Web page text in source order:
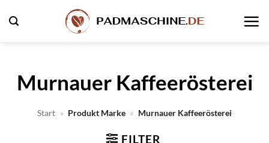
Inhalt
Murnauer Kaffeerösterei
Start » Produkt Marke » Murnauer Kaffeerösterei
FILTER